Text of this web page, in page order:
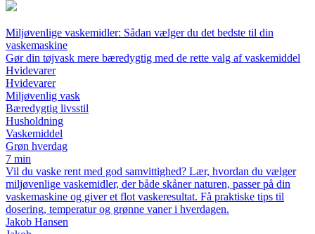
Miljøvenlige vaskemidler: Sådan vælger du det bedste til din
vaskemaskine
Gør din tøjvask mere bæredygtig med de rette valg af vaskemiddel
Hvidevarer
Hvidevarer
Miljøvenlig vask
Bæredygtig livsstil
Husholdning
Vaskemiddel
Grøn hverdag
7 min
Vil du vaske rent med god samvittighed? Lær, hvordan du vælger
miljøvenlige vaskemidler, der både skåner naturen, passer på din
vaskemaskine og giver et flot vaskeresultat. Få praktiske tips til
dosering, temperatur og grønne vaner i hverdagen.
Jakob Hansen